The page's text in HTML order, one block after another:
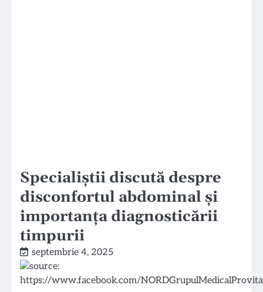
Specialiștii discută despre
disconfortul abdominal și
importanța diagnosticării
timpurii
septembrie 4, 2025